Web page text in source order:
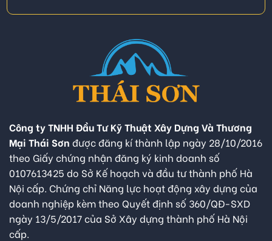
Công ty TNHH Đầu Tư Kỹ Thuật Xây Dựng Và Thương
Mại Thái Sơn được đăng kí thành lập ngày 28/10/2016
theo Giấy chứng nhận đăng ký kinh doanh số
0107613425 do Sở Kế hoạch và đầu tư thành phố Hà
Nội cấp. Chứng chỉ Năng lực hoạt động xây dựng của
doanh nghiệp kèm theo Quyết định số 360/QĐ-SXD
ngày 13/5/2017 của Sở Xây dựng thành phố Hà Nội
cấp.